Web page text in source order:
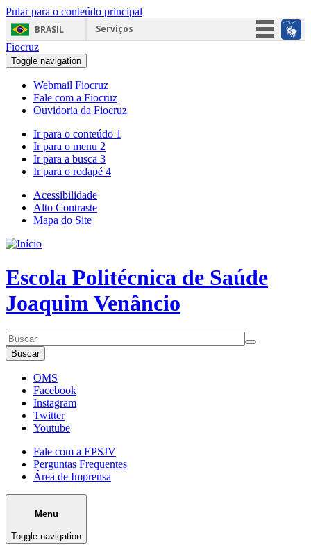
Pular para o conteúdo principal
BRASIL
Serviços
Fiocruz
Toggle navigation
Webmail Fiocruz
Fale com a Fiocruz
Ouvidoria da Fiocruz
Ir para o conteúdo 1
Ir para o menu 2
Ir para a busca 3
Ir para o rodapé 4
Acessibilidade
Alto Contraste
Mapa do Site
Escola Politécnica de Saúde
Joaquim Venâncio
Buscar
OMS
Facebook
Instagram
Twitter
Youtube
Fale com a EPSJV
Perguntas Frequentes
Área de Imprensa
Menu
Toggle navigation